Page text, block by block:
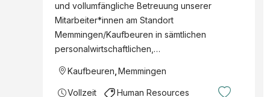
und vollumfängliche Betreuung unserer
Mitarbeiter*innen am Standort
Memmingen/Kaufbeuren in sämtlichen
personalwirtschaftlichen,…
Kaufbeuren Memmingen
Vollzeit Human Resources